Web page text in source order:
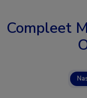
Compleet